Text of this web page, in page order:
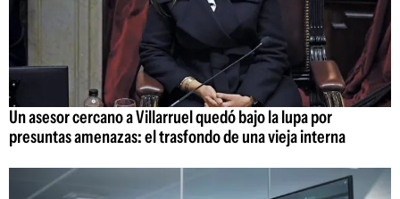
Un asesor cercano a Villarruel quedó bajo la lupa por
presuntas amenazas: el trasfondo de una vieja interna